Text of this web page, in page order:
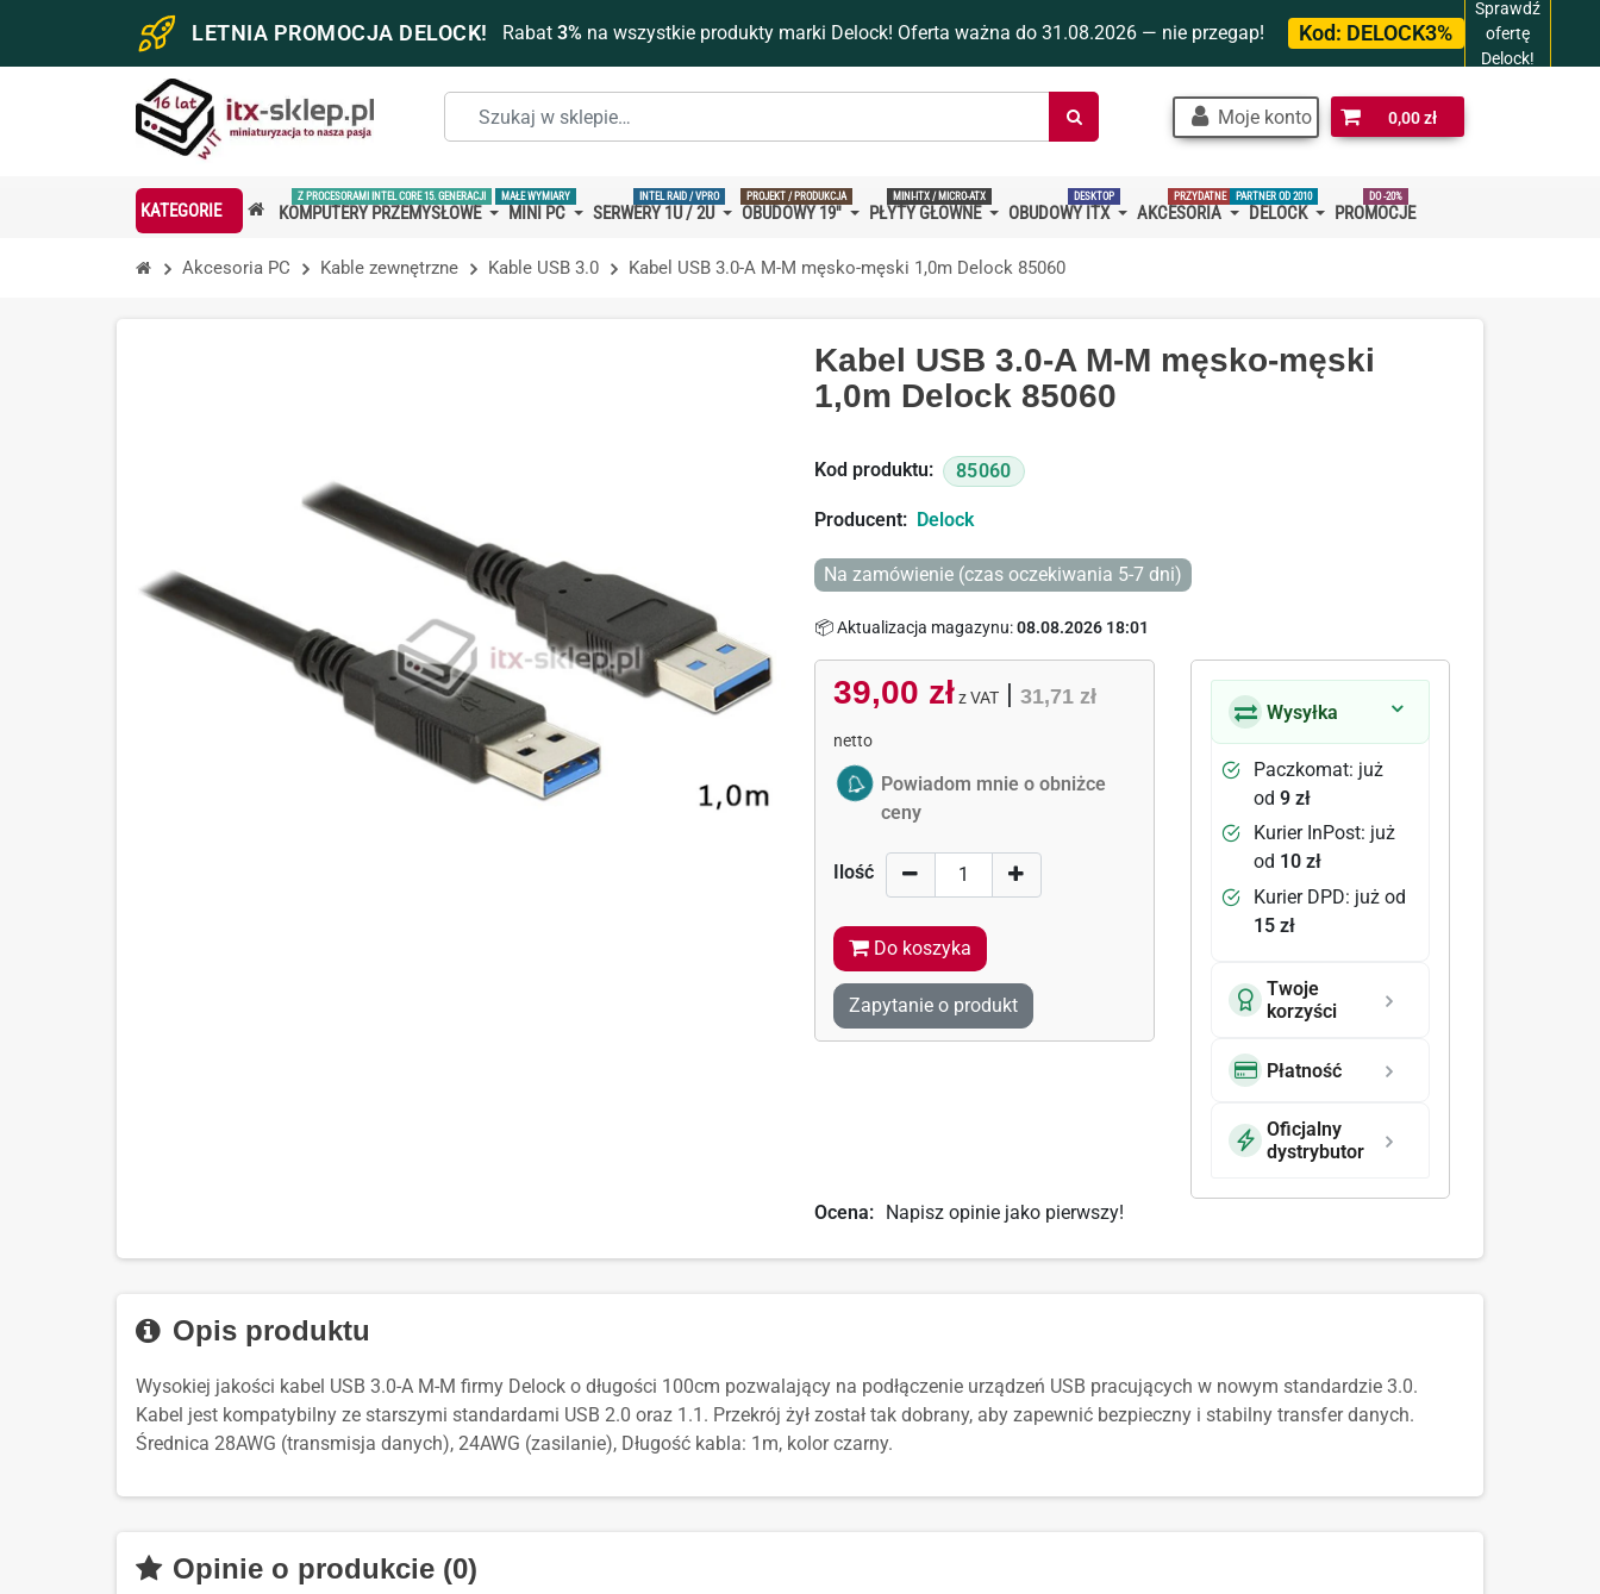
LETNIA PROMOCJA DELOCK! Rabat 3%na wszystkie produkty marki Delock! Oferta ważna do 31.08.2026 — nie przegap! Kod: DELOCK3%
Sprawdź
ofertę
Delock!
Szukaj
w
Moje konto 0,00 zł
KATEGORIE KOMPUTERY PRZEMYSŁOWE
Z PROCESORAMI INTEL CORE 15. GENERACJI
MINI PC
MAŁE WYMIARY
SERWERY 1U / 2U
INTEL RAID / VPRO
OBUDOWY 19''
PROJEKT / PRODUKCJA
PŁYTY GŁÓWNE
MINI-ITX / MICRO-ATX
OBUDOWY ITX
DESKTOP
AKCESORIA
PRZYDATNE
DELOCK
PARTNER OD 2010
PROMOCJE
DO -20%
Akcesoria PC Kable zewnętrzne Kable USB 3.0 Kabel USB 3.0-A M-M męsko-męski 1,0m Delock 85060
Kabel USB 3.0-A M-M męsko-męski
1,0m Delock 85060
Kod produktu: 85060
Producent: Delock
Na zamówienie (czas oczekiwania 5-7 dni)
📦 Aktualizacja magazynu:08.08.2026 18:01
39,00 zł z VAT| 31,71 zł
netto
Activate Price Alert
Powiadom mnie o obniżce
ceny
Ilość
Do koszyka
Zapytanie o produkt
Wysyłka
Paczkomat: już
od9 zł
Kurier InPost: już
od 10 zł
Kurier DPD: już od
15 zł
Twoje
korzyści
Płatność
Oficjalny
dystrybutor
Ocena: Napisz opinie jako pierwszy!
Opis produktu
Wysokiej jakości kabel USB 3.0-A M-M firmy Delock o długości 100cm pozwalający na podłączenie urządzeń USB pracujących w nowym standardzie 3.0.
Kabel jest kompatybilny ze starszymi standardami USB 2.0 oraz 1.1. Przekrój żył został tak dobrany, aby zapewnić bezpieczny i stabilny transfer danych.
Średnica 28AWG (transmisja danych), 24AWG (zasilanie), Długość kabla: 1m, kolor czarny.
Opinie o produkcie (0)